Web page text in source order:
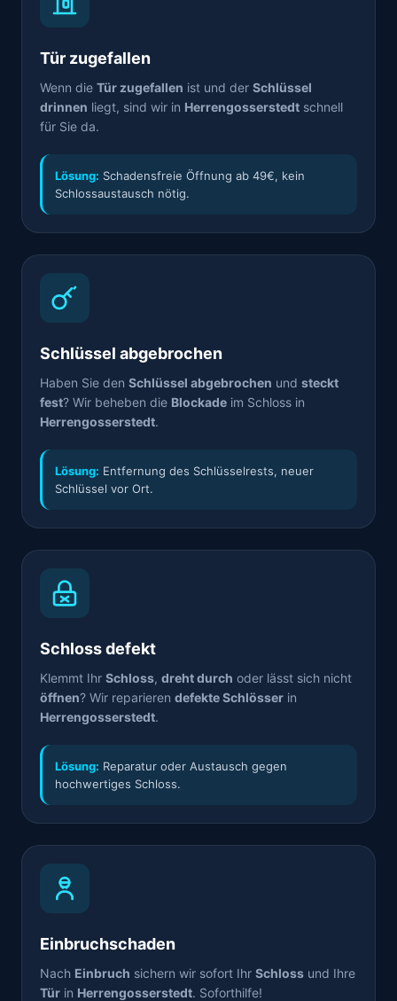
Tür zugefallen
Wenn die Tür zugefallen ist und der Schlüssel
drinnen liegt, sind wir in Herrengosserstedt schnell
für Sie da.
Lösung: Schadensfreie Öffnung ab 49€, kein
Schlossaustausch nötig.
Schlüssel abgebrochen
Haben Sie den Schlüssel abgebrochen und steckt
fest? Wir beheben die Blockade im Schloss in
Herrengosserstedt.
Lösung: Entfernung des Schlüsselrests, neuer
Schlüssel vor Ort.
Schloss defekt
Klemmt Ihr Schloss, dreht durch oder lässt sich nicht
öffnen? Wir reparieren defekte Schlösser in
Herrengosserstedt.
Lösung: Reparatur oder Austausch gegen
hochwertiges Schloss.
Einbruchschaden
Nach Einbruch sichern wir sofort Ihr Schloss und Ihre
Tür in Herrengosserstedt. Soforthilfe!